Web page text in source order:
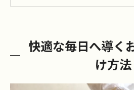
おうちの片付け習慣化
生活を変える整理収納の実
快適な毎日へ導く
け方法